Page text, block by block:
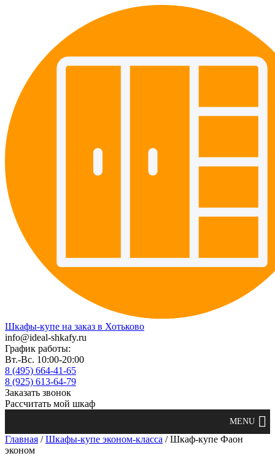
Шкафы-купе на заказ в Хотьково
info@ideal-shkafy.ru
График работы:
Вт.-Вс. 10:00-20:00
8 (495) 664-41-65
8 (925) 613-64-79
Заказать звонок
Рассчитать мой шкаф
Главная /Шкафы-купе эконом-класса / Шкаф-купе Фаон
эконом